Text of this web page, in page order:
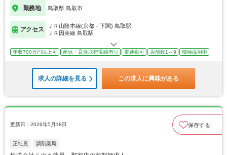
勤務地 鳥取県 鳥取市
アクセス
ＪＲ山陰本線(京都－下関) 鳥取駅
ＪＲ因美線 鳥取駅
年収700万円以上可 産休・育休取得実績有り 車通勤可 店舗数1～9 積極採用中
求人の詳細を見る この求人に興味がある
更新日：2026年5月18日 保存する
正社員 調剤薬局